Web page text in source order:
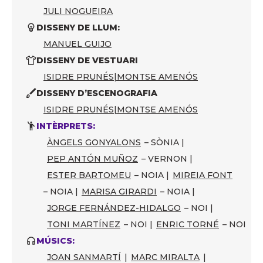
JULI NOGUEIRA
DISSENY DE LLUM:
MANUEL GUIJO
DISSENY DE VESTUARI
ISIDRE PRUNÉS|MONTSE AMENÓS
DISSENY D’ESCENOGRAFIA
ISIDRE PRUNÉS|MONTSE AMENÓS
INTÈRPRETS:
ÀNGELS GONYALONS – SÒNIA |
PEP ANTÓN MUÑOZ – VERNON |
ESTER BARTOMEU – NOIA | MIREIA FONT
– NOIA | MARISA GIRARDI – NOIA |
JORGE FERNÁNDEZ-HIDALGO – NOI |
TONI MARTÍNEZ – NOI | ENRIC TORNÉ – NOI
MÚSICS:
JOAN SANMARTÍ | MARC MIRALTA |